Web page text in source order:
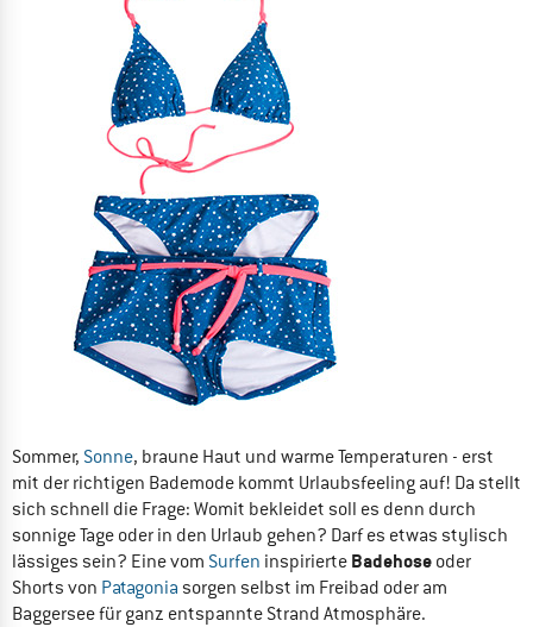
Sommer, Sonne, braune Haut und warme Temperaturen - erst
mit der richtigen Bademode kommt Urlaubsfeeling auf! Da stellt
sich schnell die Frage: Womit bekleidet soll es denn durch
sonnige Tage oder in den Urlaub gehen? Darf es etwas stylisch
lässiges sein? Eine vom Surfen inspirierte Badehose oder
Shorts von Patagonia sorgen selbst im Freibad oder am
Baggersee für ganz entspannte Strand Atmosphäre.